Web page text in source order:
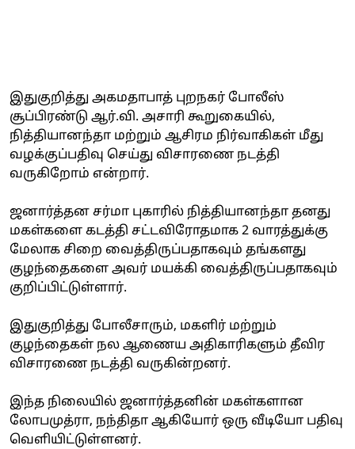
இதுகுறித்து அகமதாபாத் புறநகர் போலீஸ்
சூப்பிரண்டு ஆர்.வி. அசாரி கூறுகையில்,
நித்தியானந்தா மற்றும் ஆசிரம நிர்வாகிகள் மீது
வழக்குப்பதிவு செய்து விசாரணை நடத்தி
வருகிறோம் என்றார்.
ஜனார்த்தன சர்மா புகாரில் நித்தியானந்தா தனது
மகள்களை கடத்தி சட்டவிரோதமாக 2 வாரத்துக்கு
மேலாக சிறை வைத்திருப்பதாகவும் தங்களது
குழந்தைகளை அவர் மயக்கி வைத்திருப்பதாகவும்
குறிப்பிட்டுள்ளார்.
இதுகுறித்து போலீசாரும், மகளிர் மற்றும்
குழந்தைகள் நல ஆணைய அதிகாரிகளும் தீவிர
விசாரணை நடத்தி வருகின்றனர்.
இந்த நிலையில் ஜனார்த்தனின் மகள்களான
லோபமுத்ரா, நந்திதா ஆகியோர் ஒரு வீடியோ பதிவு
வெளியிட்டுள்ளனர்.